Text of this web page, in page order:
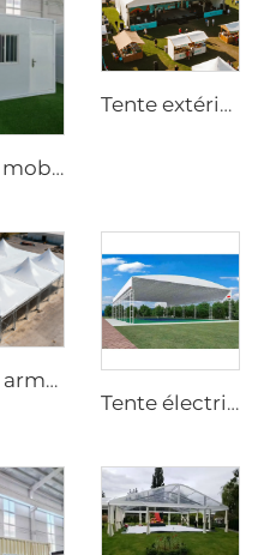
Cabine mobile en acier en kit plat | Conteneur pliable à montage rapide de 20 pi pour bureau mobile et hébergement sur chantier
Tente extérieure modulaire à portée libre | Solution de bâtiment événementiel permanent et temporaire
Tente à armature robuste anti-vent | Auvent extérieur à grande échelle pour abri résistant aux intempéries
Tente électrique coulissante sur mesure | Équipement durable de bâche motorisée en PVC pour la construction de courts sportifs polyvalents